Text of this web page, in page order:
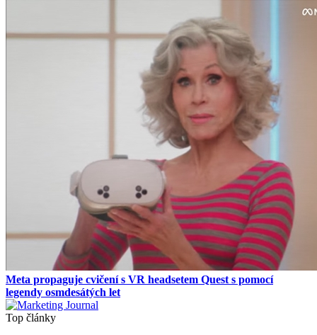
Meta propaguje cvičení s VR headsetem Quest s pomocí
legendy osmdesátých let
Top články